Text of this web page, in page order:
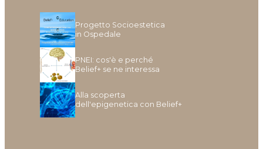
Progetto Socioestetica
in Ospedale
PNEI: cos'è e perché
Belief+ se ne interessa
Alla scoperta
dell'epigenetica con Belief+